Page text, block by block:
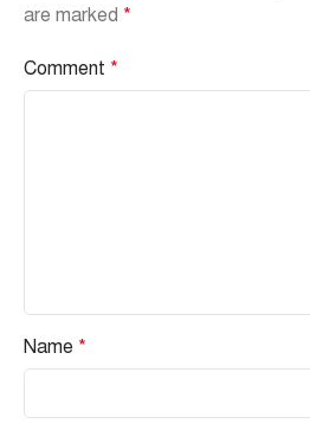
are marked *
Comment *
Name *